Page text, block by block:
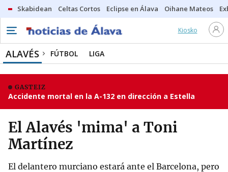
Skabidean Celtas Cortos Eclipse en Álava Oihane Mateos
Kiosko
ALAVÉS FÚTBOL LIGA
GASTEIZ
Accidente mortal en la A-132 en dirección a Estella
El Alavés 'mima' a Toni
Martínez
El delantero murciano estará ante el Barcelona, pero